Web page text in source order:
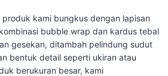
kami bungkus dengan lapisan
bubble wrap dan kardus tebal
gesekan, ditambah pelindung sudut
bentuk detail seperti ukiran atau
berukuran besar, kami